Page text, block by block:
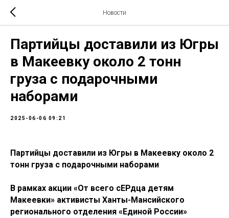
Новости
Партийцы доставили из Югры
в Макеевку около 2 тонн
груза с подарочными
наборами
2025-06-06 09:21
Партийцы доставили из Югры в Макеевку около 2
тонн груза с подарочными наборами
В рамках акции «От всего сЕРдца детям
Макеевки» активисты Ханты-Мансийского
регионального отделения «Единой России»